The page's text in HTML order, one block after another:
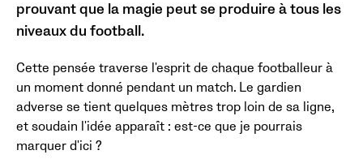
prouvant que la magie peut se produire à tous les
niveaux du football.
Cette pensée traverse l'esprit de chaque footballeur à
un moment donné pendant un match. Le gardien
adverse se tient quelques mètres trop loin de sa ligne,
et soudain l'idée apparaît : est-ce que je pourrais
marquer d'ici ?